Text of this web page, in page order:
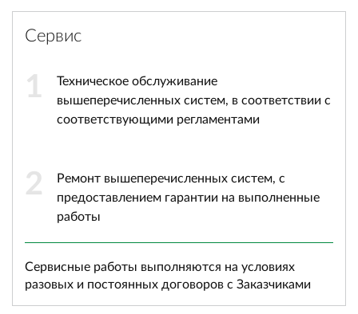
Сервис
1
Техническое обслуживание
вышеперечисленных систем, в соответствии с
соответствующими регламентами
2
Ремонт вышеперечисленных систем, с
предоставлением гарантии на выполненные
работы
Сервисные работы выполняются на условиях
разовых и постоянных договоров с Заказчиками